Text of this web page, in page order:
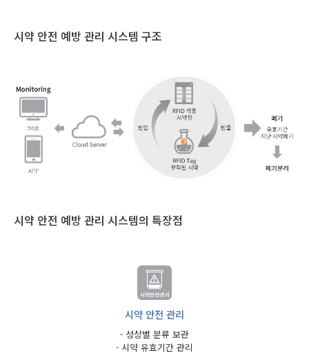
시약 안전 예방 관리 시스템 구조
시약 안전 예방 관리 시스템의 특장점
시약 안전 관리
- 성상별 분류 보관
- 시약 유효기간 관리